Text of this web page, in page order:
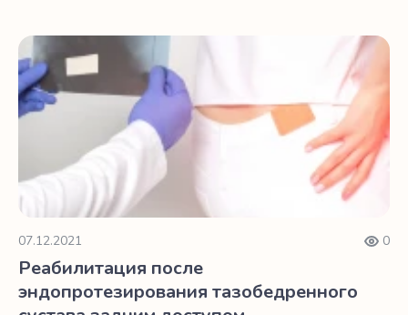
которая сейчас проводится даже в онлайн
формате.
Реабилитация после эндопротезирования
07.12.2021 0
Реабилитация после
эндопротезирования тазобедренного